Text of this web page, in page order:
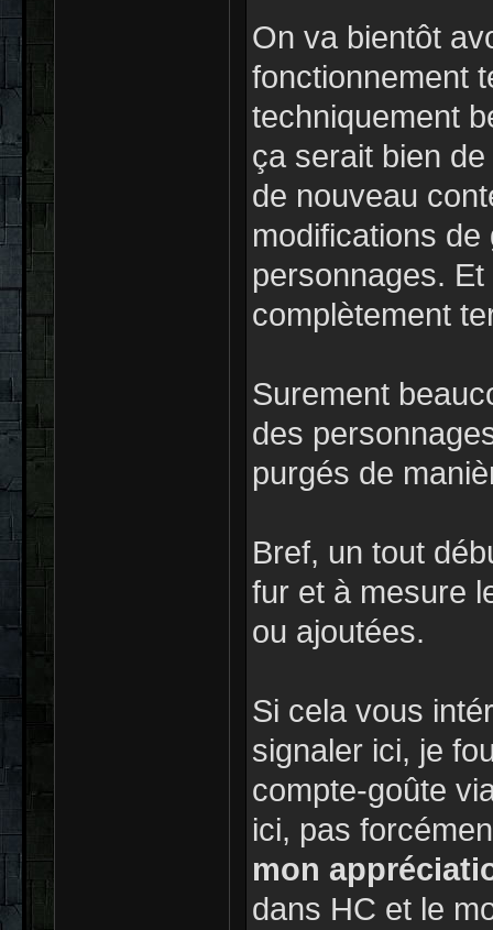
On va bientôt
fonctionnement
techniquement
ça serait bien
de nouveau
modifications
personnages.
complètement
Surement
des
purgés de
Bref, un tout
fur et à mesure
ou ajoutées.
Si cela vous
signaler ici, je
compte-goûte
ici, pas
mon
dans HC et le